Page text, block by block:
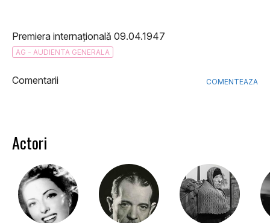
Premiera internațională 09.04.1947
AG - AUDIENTA GENERALA
Comentarii COMENTEAZA
Actori